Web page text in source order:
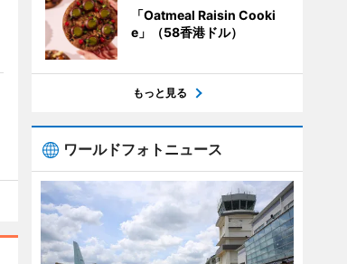
「Oatmeal Raisin Cooki
e」（58香港ドル）
もっと見る
ワールドフォトニュース